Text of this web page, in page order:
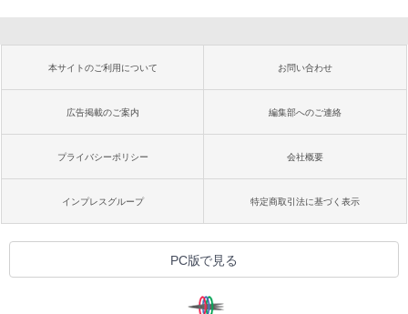
本サイトのご利用について お問い合わせ
広告掲載のご案内 編集部へのご連絡
プライバシーポリシー 会社概要
インプレスグループ 特定商取引法に基づく表示
PC版で見る